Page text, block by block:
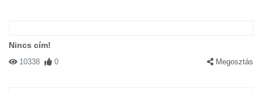
Nincs cím!
10338 0 Megosztás